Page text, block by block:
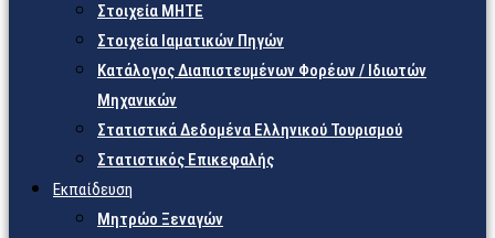
Στοιχεία ΜΗΤΕ
Στοιχεία Ιαματικών Πηγών
Κατάλογος Διαπιστευμένων Φορέων / Ιδιωτών
Μηχανικών
Στατιστικά Δεδομένα Ελληνικού Τουρισμού
Στατιστικός Επικεφαλής
Εκπαίδευση
Μητρώο Ξεναγών